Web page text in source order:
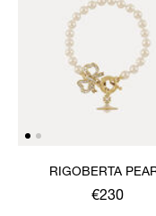
RIGOBERTA
BRACELET
€230